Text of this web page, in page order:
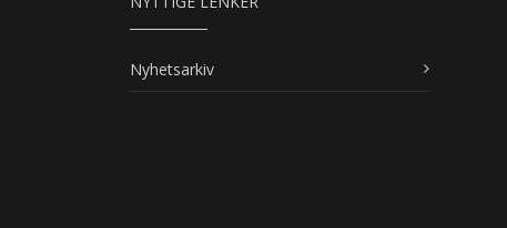
Nyhetsarkiv